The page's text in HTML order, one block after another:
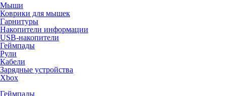
Мыши
Коврики для мышек
Гарнитуры
Накопители информации
USB-накопители
Геймпады
Рули
Кабели
Зарядные устройства
Xbox
Геймпады